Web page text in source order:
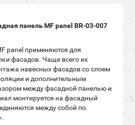
панель MF panel BR-03-007
panel применяются для
фасадов. Чаще всего их
навесных фасадов со слоем
и дополнительным
между фасадной панелью и
монтируется на фасадный
между собой по